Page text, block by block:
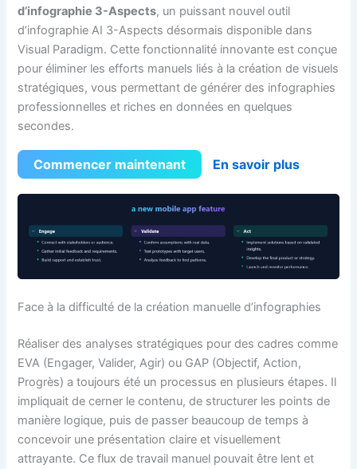
d’infographie 3-Aspects, un puissant nouvel outil
d’infographie AI 3-Aspects désormais disponible dans
Visual Paradigm. Cette fonctionnalité innovante est conçue
pour éliminer les efforts manuels liés à la création de visuels
stratégiques, vous permettant de générer des infographies
professionnelles et riches en données en quelques
secondes.
Commencer maintenant En savoir plus
Face à la difficulté de la création manuelle d’infographies
Réaliser des analyses stratégiques pour des cadres comme
EVA (Engager, Valider, Agir) ou GAP (Objectif, Action,
Progrès) a toujours été un processus en plusieurs étapes. Il
impliquait de cerner le contenu, de structurer les points de
manière logique, puis de passer beaucoup de temps à
concevoir une présentation claire et visuellement
attrayante. Ce flux de travail manuel pouvait être lent et